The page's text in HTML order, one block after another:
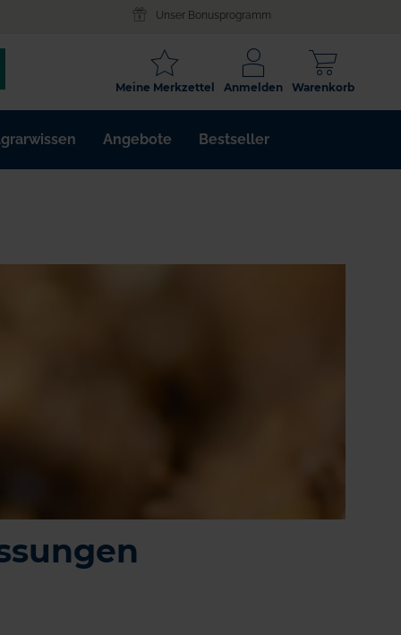
Unser Bonusprogramm
Warenkorb
Anmelden
Meine Merkzettel
Angebote Bestseller